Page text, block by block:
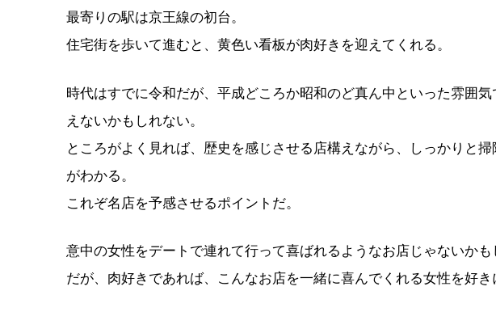
最寄りの駅は京王線の初台。
住宅街を歩いて進むと、黄色い看板が肉好きを迎えてくれる。
時代はすでに令和だが、平成どころか昭和のど真ん中といった雰囲
えないかもしれない。
ところがよく見れば、歴史を感じさせる店構えながら、しっかりと
がわかる。
これぞ名店を予感させるポイントだ。
意中の女性をデートで連れて行って喜ばれるようなお店じゃないかも
だが、肉好きであれば、こんなお店を一緒に喜んでくれる女性を好き